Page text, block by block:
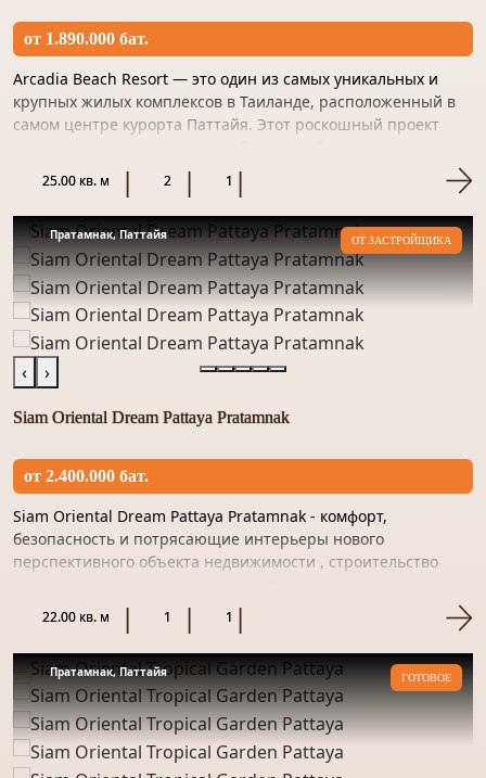
от 1.890.000 бат.
Arcadia Beach Resort — это один из самых уникальных и
крупных жилых комплексов в Таиланде, расположенный в
самом центре курорта Паттайя. Этот роскошный проект
25.00 кв. м 2 1
Пратамнак, Паттайя ОТ ЗАСТРОЙЩИКА
‹ ›
Siam Oriental Dream Pattaya Pratamnak
от 2.400.000 бат.
Siam Oriental Dream Pattaya Pratamnak - комфорт,
безопасность и потрясающие интерьеры нового
перспективного объекта недвижимости , строительство
городе Паттайя солнечн...
22.00 кв. м 1 1
Пратамнак, Паттайя ГОТОВОЕ